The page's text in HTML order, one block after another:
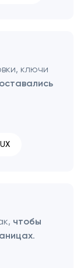
ключи
оставались
чтобы
.